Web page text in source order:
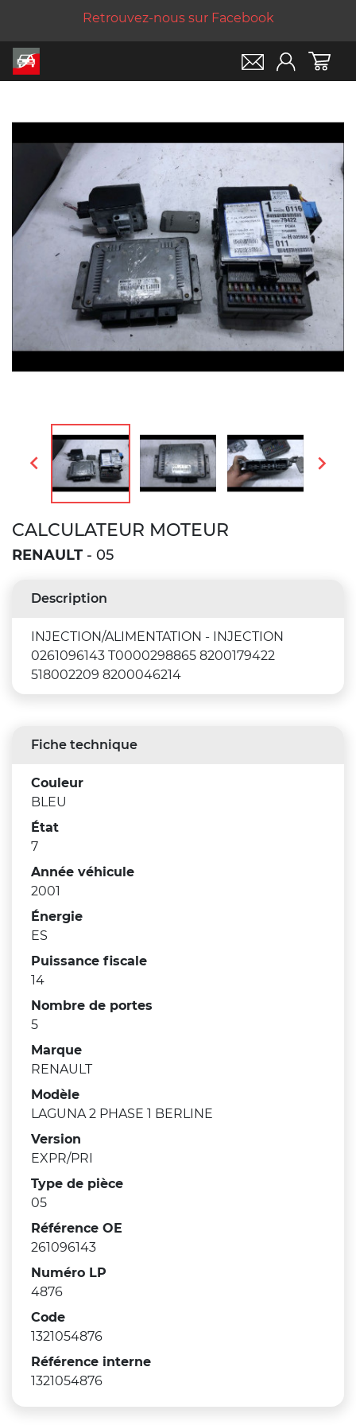
Retrouvez-nous sur Facebook
 
CALCULATEUR MOTEUR
RENAULT - 05
Description
INJECTION/ALIMENTATION - INJECTION
0261096143 T0000298865 8200179422
518002209 8200046214
Fiche technique
Couleur
BLEU
État
7
Année véhicule
2001
Énergie
ES
Puissance fiscale
14
Nombre de portes
5
Marque
RENAULT
Modèle
LAGUNA 2 PHASE 1 BERLINE
Version
EXPR/PRI
Type de pièce
05
Référence OE
261096143
Numéro LP
4876
Code
1321054876
Référence interne
1321054876